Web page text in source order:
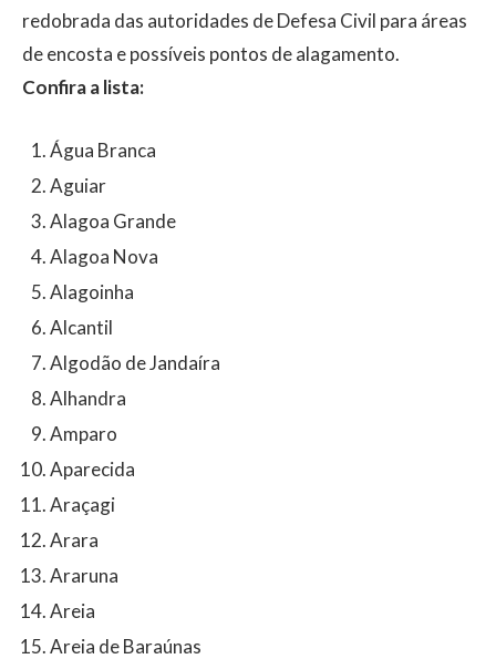
redobrada das autoridades de Defesa Civil para áreas
de encosta e possíveis pontos de alagamento.
Confira a lista:
Água Branca
Aguiar
Alagoa Grande
Alagoa Nova
Alagoinha
Alcantil
Algodão de Jandaíra
Alhandra
Amparo
Aparecida
Araçagi
Arara
Araruna
Areia
Areia de Baraúnas